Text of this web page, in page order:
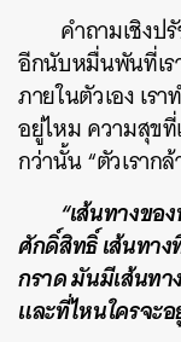
คำถามเชิงป
อีกนับหมื่นพันที่เร
ภายในตัวเอง เร
อยู่ไหม ความสุข
กว่านั้น “ตัวเรา
“เส้นทางขอ
ศักดิ์สิทธิ์ เส้นทาง
กราด มันมีเส้นท
และที่ไหนใครจะอ